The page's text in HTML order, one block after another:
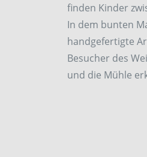
finden Kinder
In dem bunten
handgefertigte
Besucher des
und die Mühle